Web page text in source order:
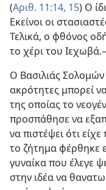
(Αριθ. 11:14, 15) Ο
Εκείνοι οι
Τελικά, ο φθόνος
το χέρι του
Ο Βασιλιάς Σολομών
ακρότητες μπορεί
της οποίας το
προσπάθησε να
να πιστέψει ότι
το ζήτημα φέρθηκε
γυναίκα που έλεγε
στην ιδέα να